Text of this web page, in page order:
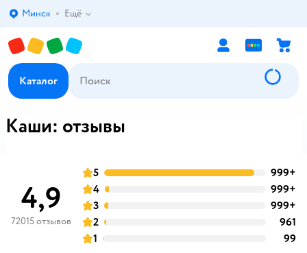
Выбор адреса доставки.
Минск Ещё
Каталог
Каши: отзывы
4,9
72015 отзывов
оценка
5 999+
оценка
4 999+
оценка
3 999+
оценка
2 961
оценка
1 99